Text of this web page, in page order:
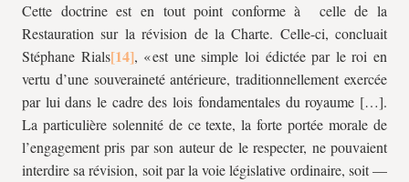
Cette doctrine est en tout point conforme à celle de la
Restauration sur la révision de la Charte. Celle-ci, concluait
Stéphane Rials
, « est une simple loi édictée par le roi en
vertu d’une souveraineté antérieure, traditionnellement exercée
par lui dans le cadre des lois fondamentales du royaume […].
La particulière solennité de ce texte, la forte portée morale de
l’engagement pris par son auteur de le respecter, ne pouvaient
interdire sa révision, soit par la voie législative ordinaire, soit —